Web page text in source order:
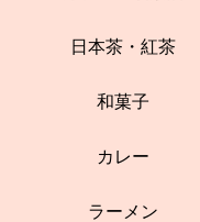
日本茶・紅茶
和菓子
カレー
ラーメン